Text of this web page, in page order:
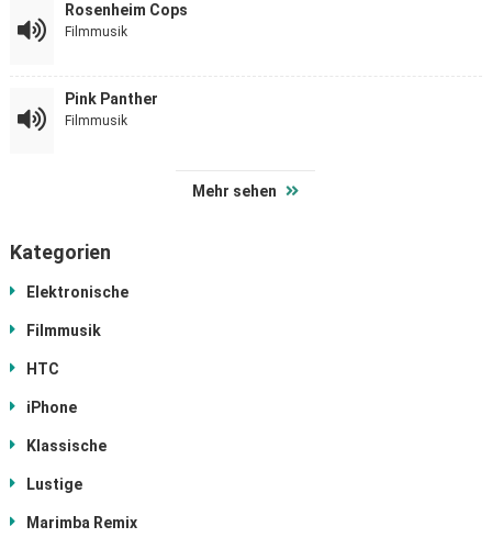
Rosenheim Cops
Filmmusik
Pink Panther
Filmmusik
Mehr sehen
Kategorien
Elektronische
Filmmusik
HTC
iPhone
Klassische
Lustige
Marimba Remix